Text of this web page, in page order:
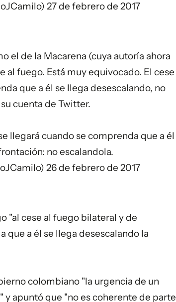
27 de febrero de 2017
el de la Macarena (cuya autoría ahora
al fuego. Está muy equivocado. El cese
que a él se llega desescalando, no
cuenta de Twitter.
llegará cuando se comprenda que a él
no escalandola.
26 de febrero de 2017
"al cese al fuego bilateral y de
que a él se llega desescalando la
colombiano "la urgencia de un
apuntó que "no es coherente de parte